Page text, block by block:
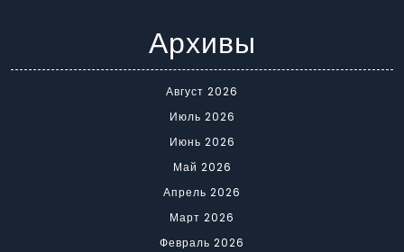
Архивы
Август 2026
Июль 2026
Июнь 2026
Май 2026
Апрель 2026
Март 2026
Февраль 2026